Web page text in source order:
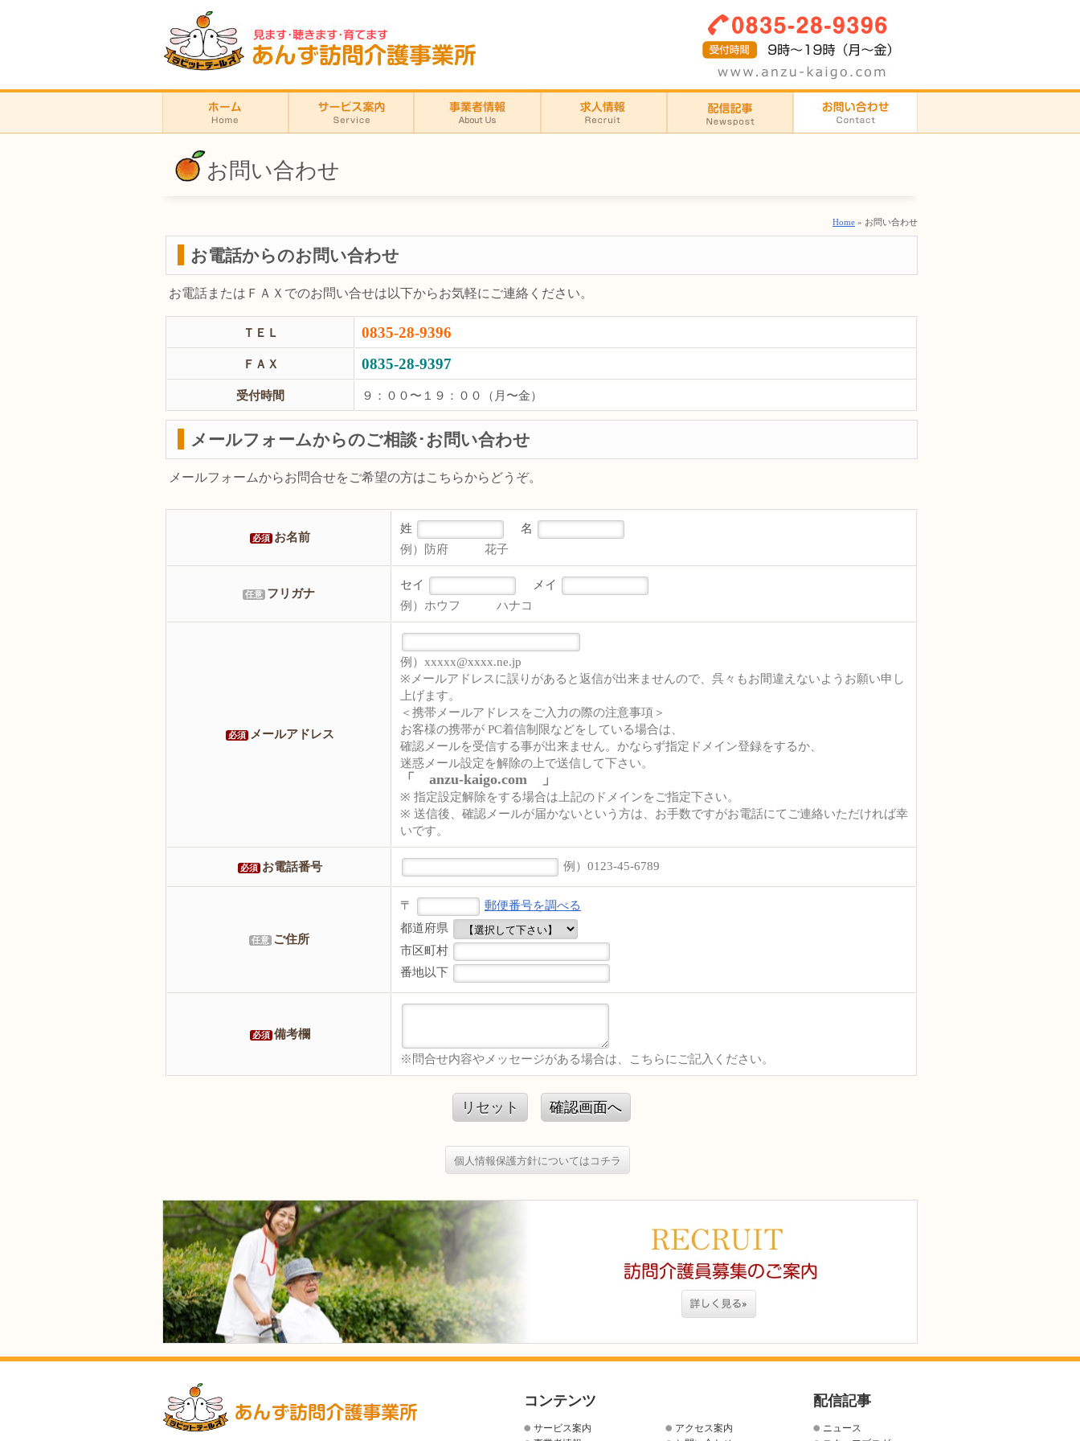
お問い合わせ
Home » お問い合わせ
お電話からのお問い合わせ
お電話またはＦＡＸでのお問い合せは以下からお気軽にご連絡ください。
ＴＥＬ 0835-28-9396
ＦＡＸ 0835-28-9397
受付時間 ９：００〜１９：００（月〜金）
メールフォームからのご相談･お問い合わせ
メールフォームからお問合せをご希望の方はこちらからどうぞ。
必須 お名前
姓
名
例）防府 花子
任意 フリガナ
セイ
メイ
例）ホウフ ハナコ
必須 メールアドレス
例）xxxxx@xxxx.ne.jp
※メールアドレスに誤りがあると返信が出来ませんので、呉々もお間違えないようお願い申し
上げます。
＜携帯メールアドレスをご入力の際の注意事項＞
お客様の携帯が PC着信制限などをしている場合は、
確認メールを受信する事が出来ません。かならず指定ドメイン登録をするか、
迷惑メール設定を解除の上で送信して下さい。
「 anzu-kaigo.com 」
※ 指定設定解除をする場合は上記のドメインをご指定下さい。
※ 送信後、確認メールが届かないという方は、お手数ですがお電話にてご連絡いただければ幸
いです。
必須 お電話番号 例）0123-45-6789
任意 ご住所
〒
郵便番号を調べる
都道府県
市区町村
番地以下
必須 備考欄
※問合せ内容やメッセージがある場合は、こちらにご記入ください。
リセット 確認画面へ
個人情報保護方針についてはコチラ
コンテンツ
サービス案内
アクセス案内
配信記事
ニュース